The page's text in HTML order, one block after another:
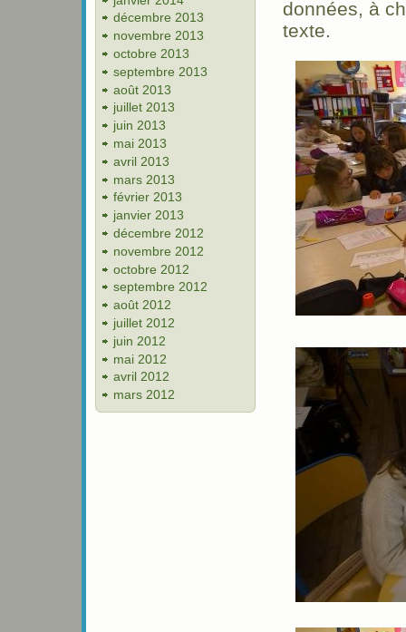
décembre 2013
novembre 2013
octobre 2013
septembre 2013
août 2013
juillet 2013
juin 2013
mai 2013
avril 2013
mars 2013
février 2013
janvier 2013
décembre 2012
novembre 2012
octobre 2012
septembre 2012
août 2012
juillet 2012
juin 2012
mai 2012
avril 2012
mars 2012
données, à
texte.